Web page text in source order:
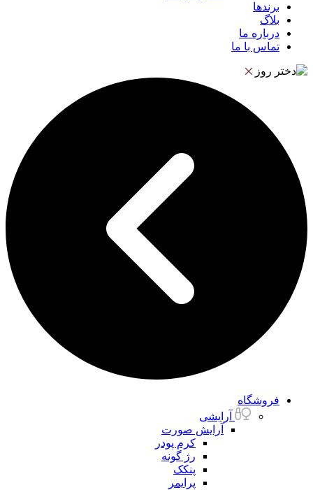
برندها
بلاگ
درباره ما
تماس با ما
فروشگاه
آرایشی
آرایش صورت
کرم پودر
رژ گونه
پنکک
پرایمر